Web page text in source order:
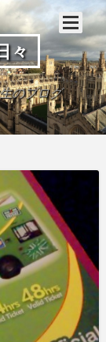
々
のブログ